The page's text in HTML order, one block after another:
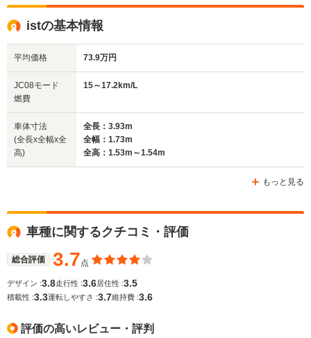
サイズ
(全長x全幅x全高)
WLTCモード
燃費
排気量
駆動方式
1.68m
全長
ホイールベース
-m
-
1298～1496cc
FF、4WD
1.72m
-
istの基本情報
平均価格 73.9万円
JC08モード
燃費
15～17.2km/L
車体寸法
(全長x全幅x全
高)
全長：3.93m
全幅：1.73m
全高：1.53m～1.54m
もっと見る
車種に関するクチコミ・評価
総合評価 3.7 点
デザイン :3.8走行性 :3.6居住性 :3.5
積載性 :3.3運転しやすさ :3.7維持費 :3.6
評価の高いレビュー・評判